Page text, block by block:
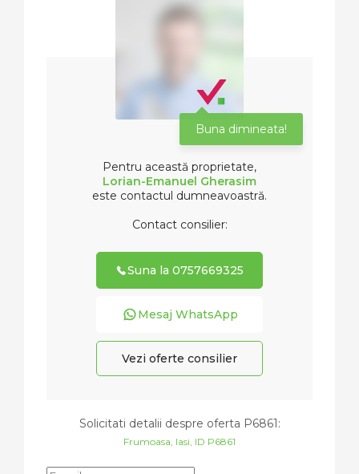
Buna dimineata!
Pentru această proprietate,
Lorian-Emanuel Gherasim
este contactul dumneavoastră.
Contact consilier:
Suna la 0757669325
Mesaj WhatsApp
Vezi oferte consilier
Solicitati detalii despre oferta P6861:
Frumoasa, Iasi, ID P6861